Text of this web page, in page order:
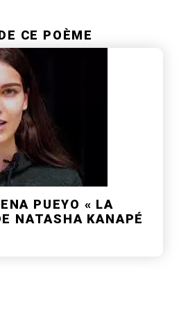
CE POÈME
PUEYO « LA
NATASHA KANAPÉ